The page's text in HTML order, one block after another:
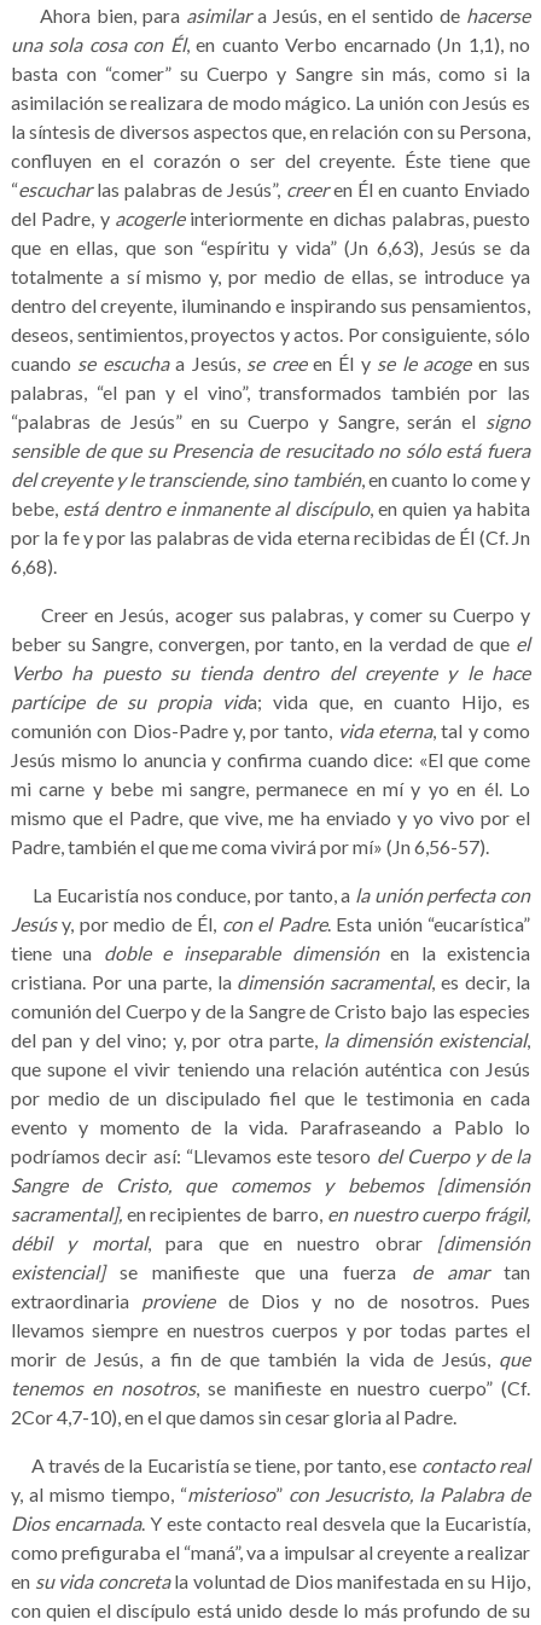
Ahora bien, para asimilara Jesús, en el sentido de hacerse
una sola cosa con Él, en cuanto Verbo encarnado (Jn 1,1), no
basta con “comer” su Cuerpo y Sangre sin más, como si la
asimilación se realizara de modo mágico. La unión con Jesús es
la síntesis de diversos aspectos que, en relación con su Persona,
confluyen en el corazón o ser del creyente. Éste tiene que
“escucharlas palabras de Jesús”, creeren Él en cuanto Enviado
del Padre, y acogerleinteriormente en dichas palabras, puesto
que en ellas, que son “espíritu y vida” (Jn 6,63), Jesús se da
totalmente a sí mismo y, por medio de ellas, se introduce ya
dentro del creyente, iluminando e inspirando sus pensamientos,
deseos, sentimientos, proyectos y actos. Por consiguiente, sólo
cuando se escuchaa Jesús, se creeen Él y se le acogeen sus
palabras, “el pan y el vino”, transformados también por las
“palabras de Jesús” en su Cuerpo y Sangre, serán el signo
sensible de que su Presencia de resucitado no sólo está fuera
del creyente y le transciende, sino también, en cuanto lo come y
bebe, está dentro e inmanente al discípulo, en quien ya habita
por la fe y por las palabras de vida eterna recibidas de Él (Cf. Jn
6,68).
Creer en Jesús, acoger sus palabras, y comer su Cuerpo y
beber su Sangre, convergen, por tanto, en la verdad de que el
Verbo ha puesto su tienda dentro del creyente y le hace
partícipe de su propia vida; vida que, en cuanto Hijo, es
comunión con Dios-Padre y, por tanto, vida eterna, tal y como
Jesús mismo lo anuncia y confirma cuando dice: «El que come
mi carne y bebe mi sangre, permanece en mí y yo en él. Lo
mismo que el Padre, que vive, me ha enviado y yo vivo por el
Padre, también el que me coma vivirá por mí» (Jn 6,56-57).
La Eucaristía nos conduce, por tanto, a la unión perfecta con
Jesúsy, por medio de Él, con el Padre. Esta unión “eucarística”
tiene una doble e inseparable dimensiónen la existencia
cristiana. Por una parte, la dimensión sacramental, es decir, la
comunión del Cuerpo y de la Sangre de Cristo bajo las especies
del pan y del vino; y, por otra parte, la dimensión existencial,
que supone el vivir teniendo una relación auténtica con Jesús
por medio de un discipulado fiel que le testimonia en cada
evento y momento de la vida. Parafraseando a Pablo lo
podríamos decir así: “Llevamos este tesoro del Cuerpo y de la
Sangre de Cristo, que comemos y bebemos [dimensión
sacramental],en recipientes de barro, en nuestro cuerpo frágil,
débil y mortal, para que en nuestro obrar [dimensión
existencial]se manifieste que una fuerza de amartan
extraordinaria provienede Dios y no de nosotros. Pues
llevamos siempre en nuestros cuerpos y por todas partes el
morir de Jesús, a fin de que también la vida de Jesús, que
tenemos en nosotros, se manifieste en nuestro cuerpo” (Cf.
2Cor 4,7-10), en el que damos sin cesar gloria al Padre.
A través de la Eucaristía se tiene, por tanto, ese contacto real
y, al mismo tiempo, “misterioso” con Jesucristo, la Palabra de
Dios encarnada. Y este contacto real desvela que la Eucaristía,
como prefiguraba el “maná”, va a impulsar al creyente a realizar
en su vida concretala voluntad de Dios manifestada en su Hijo,
con quien el discípulo está unido desde lo más profundo de su